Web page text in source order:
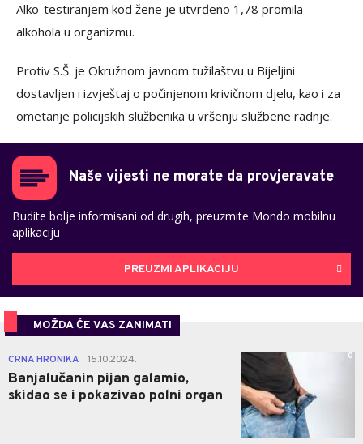
Alko-testiranjem kod žene je utvrđeno 1,78 promila
alkohola u organizmu.
Protiv S.Š. je Okružnom javnom tužilaštvu u Bijeljini
dostavljen i izvještaj o počinjenom krivičnom djelu, kao i za
ometanje policijskih službenika u vršenju službene radnje.
Naše vijesti ne morate da provjeravate
Budite bolje informisani od drugih, preuzmite Mondo mobilnu
aplikaciju
PREUZMI APLIKACIJU
MOŽDA ĆE VAS ZANIMATI
CRNA HRONIKA 15.10.2024.
Banjalučanin pijan galamio,
skidao se i pokazivao polni organ
0